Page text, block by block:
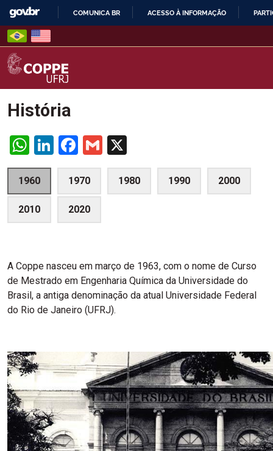
Skip
content
PARA
COMUNICA BR ACESSO À INFORMAÇÃO
COPPE – UFRJ
História
WhatsApp
LinkedIn
Facebook
Gmail
1960 1970 1980 1990 2000
2010 2020
A Coppe nasceu em março de 1963, com o nome de Curso
de Mestrado em Engenharia Química da Universidade do
Brasil, a antiga denominação da atual Universidade Federal
do Rio de Janeiro (UFRJ).